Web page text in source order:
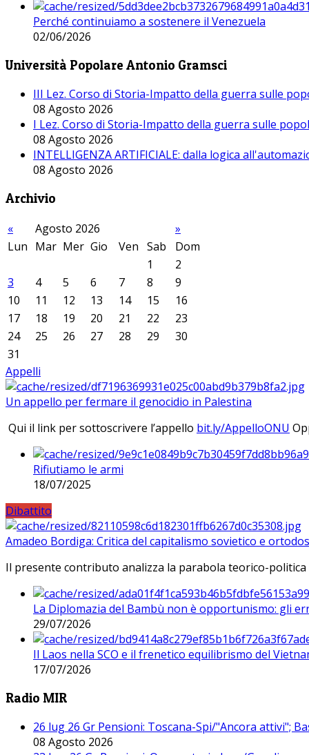
Perché continuiamo a sostenere il Venezuela
02/06/2026
Università Popolare Antonio Gramsci
III Lez. Corso di Storia-Impatto della guerra sulle
08 Agosto 2026
I Lez. Corso di Storia-Impatto della guerra sulle
08 Agosto 2026
INTELLIGENZA ARTIFICIALE: dalla logica
08 Agosto 2026
Archivio
« Agosto 2026
»
Lun Mar Mer Gio Ven Sab
Dom
1
2
3
4 5 6 7 8
9
10
11 12 13 14 15
16
17
18 19 20 21 22
23
24
25 26 27 28 29
30
31
Appelli
Un appello per fermare il genocidio in Palestina
Qui il link per sottoscrivere l’appello bit.ly/AppelloONU
Rifiutiamo le armi
18/07/2025
Dibattito
Amadeo Bordiga: Critica del capitalismo sovietico e
Il presente contributo analizza la parabola teorico-
La Diplomazia del Bambù non è opportunismo: gli
29/07/2026
Il Laos nella SCO e il frenetico equilibrismo del
17/07/2026
Radio MIR
26 lug 26 Gr Pensioni: Toscana-Spi/"Ancora attivi";
08 Agosto 2026